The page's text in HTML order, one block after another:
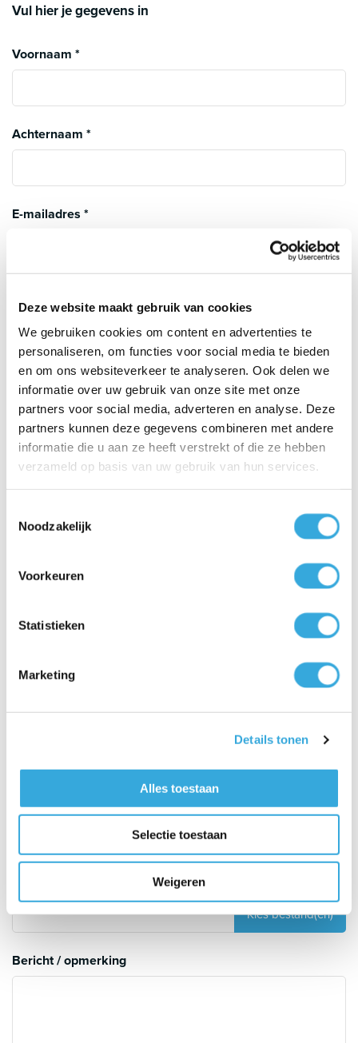
Deze website maakt gebruik van cookies
We gebruiken cookies om content en advertenties te
personaliseren, om functies voor social media te bieden
en om ons websiteverkeer te analyseren. Ook delen we
informatie over uw gebruik van onze site met onze
partners voor social media, adverteren en analyse. Deze
partners kunnen deze gegevens combineren met andere
informatie die u aan ze heeft verstrekt of die ze hebben
verzameld op basis van uw gebruik van hun services.
Noodzakelijk
Voorkeuren
Statistieken
Marketing
Details tonen
Alles toestaan
Selectie toestaan
Weigeren
Vul hier je gegevens in
Voornaam *
Achternaam *
E-mailadres *
Adres*
Postcode*
Woonplaats*
Hoeveel meters leiding moet er aangesloten worden?
Upload foto's om te verduidelijken
Bericht / opmerking